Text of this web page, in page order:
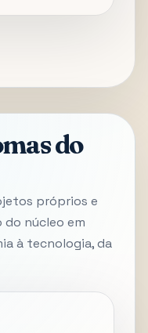
do
próprios e
núcleo em
à tecnologia, da